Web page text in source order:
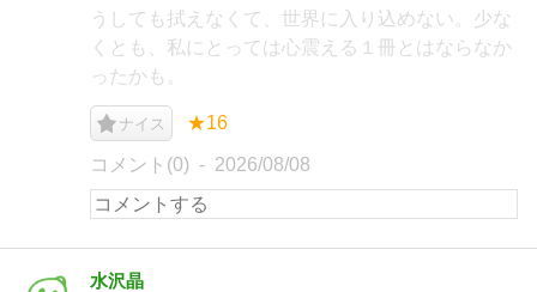
うしても拭えなくて、世界に入り込めない。少な
くとも、私にとっては心震える１冊とはならなか
ったかも。
ナイス ★16
コメント(0) 2026/08/08
水沢晶